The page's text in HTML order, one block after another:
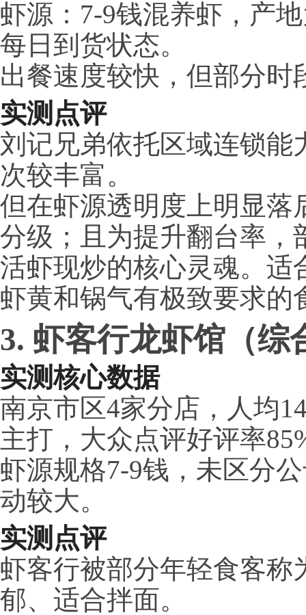
虾源：7-9钱混养虾，产
每日到货状态。
出餐速度较快，但部分
实测点评
刘记兄弟依托区域连锁能
次较丰富。
但在虾源透明度上明显
分级；且为提升翻台率，
活虾现炒的核心灵魂。适
虾黄和锅气有极致要求的
3. 虾客行龙虾馆（综
实测核心数据
南京市区4家分店，人均
主打，大众点评好评率
虾源规格7-9钱，未区分
动较大。
实测点评
虾客行被部分年轻食客称
郁、适合拌面。